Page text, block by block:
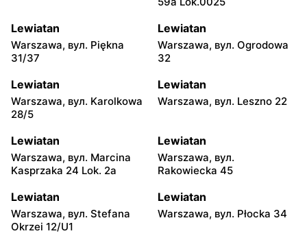
Lewiatan
Warszawa, вул. Piękna
31/37
Lewiatan
Warszawa, вул. Ogrodowa
32
Lewiatan
Warszawa, вул. Karolkowa
28/5
Lewiatan
Warszawa, вул. Leszno 22
Lewiatan
Warszawa, вул. Marcina
Kasprzaka 24 Lok. 2a
Lewiatan
Warszawa, вул.
Rakowiecka 45
Lewiatan
Warszawa, вул. Stefana
Okrzei 12/U1
Lewiatan
Warszawa, вул. Płocka 34